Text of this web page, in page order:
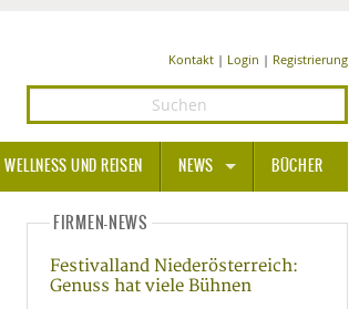
Kontakt| Login | Registrierung
WELLNESS UND REISEN NEWS
MEDIZIN UND PHARMA
BÜCHER
FIRMEN-NEWS
Festivalland Niederösterreich:
Genuss hat viele Bühnen